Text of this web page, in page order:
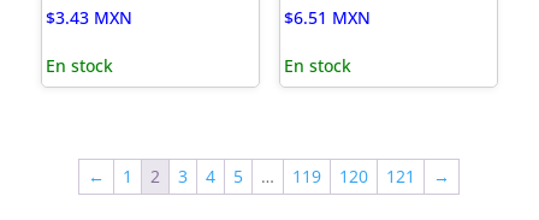
$3.43 MXN
En stock
$6.51 MXN
En stock
← 1 2 3 4 5 … 119 120 121 →